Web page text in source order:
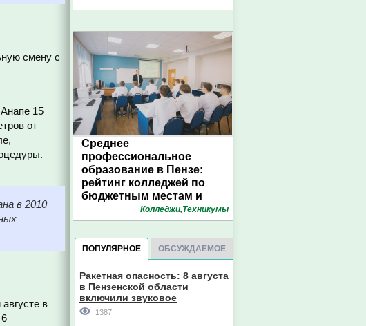
смену с
15
от
в 2010
в
Среднее
профессиональное
образование в Пензе:
рейтинг колледжей по
бюджетным местам и
конкурсу. Инфографика
1pnz
Колледжи,Техникумы
ПОПУЛЯРНОЕ ОБСУЖДАЕМОЕ
Ракетная опасность: 8 августа
в Пензенской области
включили звуковое
оповещение
1387